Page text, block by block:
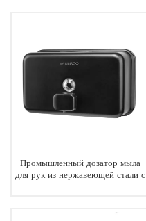
Промышленный дозатор мыла
для рук из нержавеющей стали с